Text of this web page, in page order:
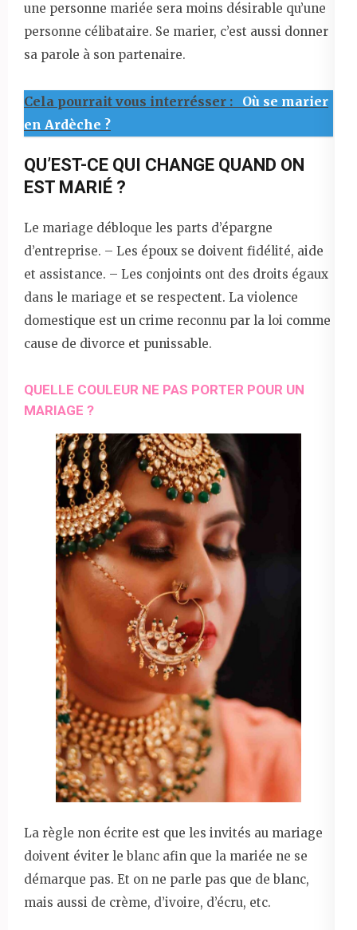
une personne mariée sera moins désirable qu’une
personne célibataire. Se marier, c’est aussi donner
sa parole à son partenaire.
Cela pourrait vous interrésser :
Où se marier
en Ardèche ?
QU’EST-CE QUI CHANGE QUAND ON
EST MARIÉ ?
Le mariage débloque les parts d’épargne
d’entreprise. – Les époux se doivent fidélité, aide
et assistance. – Les conjoints ont des droits égaux
dans le mariage et se respectent. La violence
domestique est un crime reconnu par la loi comme
cause de divorce et punissable.
QUELLE COULEUR NE PAS PORTER POUR UN
MARIAGE ?
La règle non écrite est que les invités au mariage
doivent éviter le blanc afin que la mariée ne se
démarque pas. Et on ne parle pas que de blanc,
mais aussi de crème, d’ivoire, d’écru, etc.